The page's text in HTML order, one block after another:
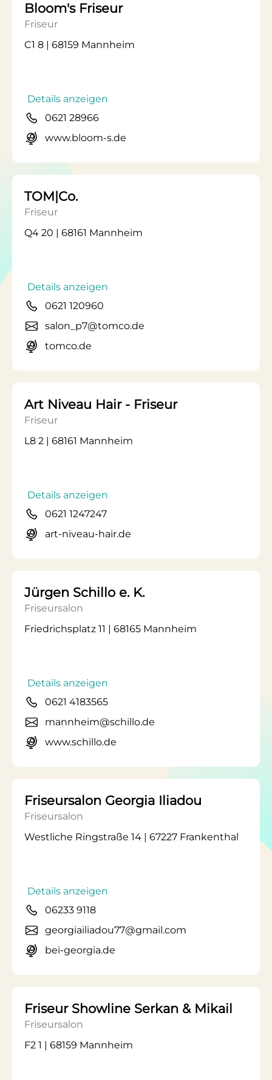
Bloom's Friseur
Friseur
C1 8 | 68159 Mannheim
Details anzeigen
0621 28966
www.bloom-s.de
TOM|Co.
Friseur
Q4 20 | 68161 Mannheim
Details anzeigen
0621 120960
salon_p7@tomco.de
tomco.de
Art Niveau Hair - Friseur
Friseur
L8 2 | 68161 Mannheim
Details anzeigen
0621 1247247
art-niveau-hair.de
Jürgen Schillo e. K.
Friseursalon
Friedrichsplatz 11 | 68165 Mannheim
Details anzeigen
0621 4183565
mannheim@schillo.de
www.schillo.de
Friseursalon Georgia Iliadou
Friseursalon
Westliche Ringstraße 14 | 67227 Frankenthal
Details anzeigen
06233 9118
georgiailiadou77@gmail.com
bei-georgia.de
Friseur Showline Serkan & Mikail
Friseursalon
F2 1 | 68159 Mannheim